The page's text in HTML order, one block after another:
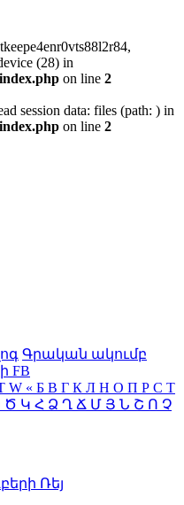
(28) in
on line 2
session data: files (path: ) in
on line 2
Գրական ակումբ
FB
W « Б В Г К Л Н О П Р С Т
Ծ Կ Հ Ձ Ղ Ճ Մ Յ Ն Շ Ո Չ
Ռեյ